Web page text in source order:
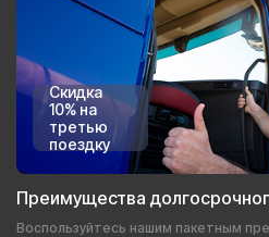
Скидка
10% на
третью
поездку
Преимущества
Воспользуйтесь нашим пакетным